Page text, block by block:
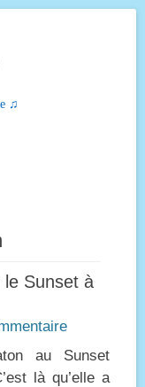
♫
le Sunset à
au Sunset
là qu’elle a